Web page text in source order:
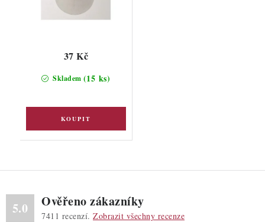
Skladem (15 ks)
37 Kč
5.0 Ověřeno zákazníky
7411 recenzí. Zobrazit všechny recenze